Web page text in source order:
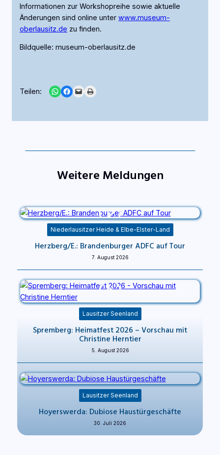
Informationen zur Workshopreihe sowie aktuelle
Änderungen sind online unter www.museum-
oberlausitz.de zu finden.
Bildquelle: museum-oberlausitz.de
Teilen: Share on WhatsApp
Share on Facebook
Email this PagePrint this Page
Weitere Meldungen
Niederlausitzer Heide & Elbe-Elster-Land
Herzberg/E.: Brandenburger ADFC auf Tour
7. August 2026
Lausitzer Seenland
Spremberg: Heimatfest 2026 – Vorschau mit
Christine Herntier
5. August 2026
Lausitzer Seenland
Hoyerswerda: Dubiose Haustürgeschäfte
30. Juli 2026